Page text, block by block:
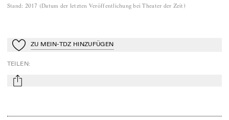
Stand: 2017 (Datum der letzten Veröffentlichung bei Theater der Zeit )
Zu Mein-TdZ hinzufügen
ZU MEIN-TDZ HINZUFÜGEN
TEILEN:
mail